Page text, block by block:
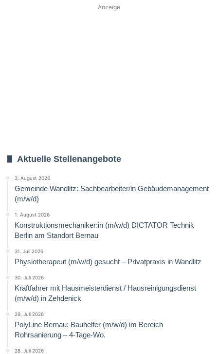
Anzeige
Aktuelle Stellenangebote
3. August 2026
Gemeinde Wandlitz: Sachbearbeiter/in Gebäudemanagement
(m/w/d)
1. August 2026
Konstruktionsmechaniker:in (m/w/d) DICTATOR Technik
Berlin am Standort Bernau
31. Juli 2026
Physiotherapeut (m/w/d) gesucht – Privatpraxis in Wandlitz
30. Juli 2026
Kraftfahrer mit Hausmeisterdienst / Hausreinigungsdienst
(m/w/d) in Zehdenick
29. Juli 2026
PolyLine Bernau: Bauhelfer (m/w/d) im Bereich
Rohrsanierung – 4-Tage-Wo.
28. Juli 2026